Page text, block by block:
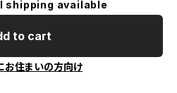
shipping available
to cart
お住まいの方向け